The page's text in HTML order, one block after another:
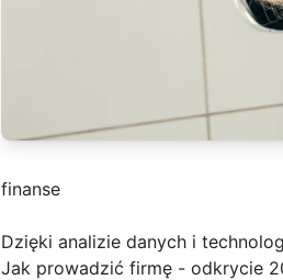
finanse
Dzięki analizie danych i
Jak prowadzić firmę - odkrycie